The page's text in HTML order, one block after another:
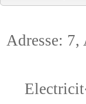
Adresse: